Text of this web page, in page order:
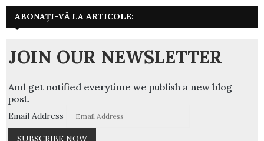
ABONAȚI-VĂ LA ARTICOLE:
JOIN OUR NEWSLETTER
And get notified everytime we publish a new blog
post.
Email Address